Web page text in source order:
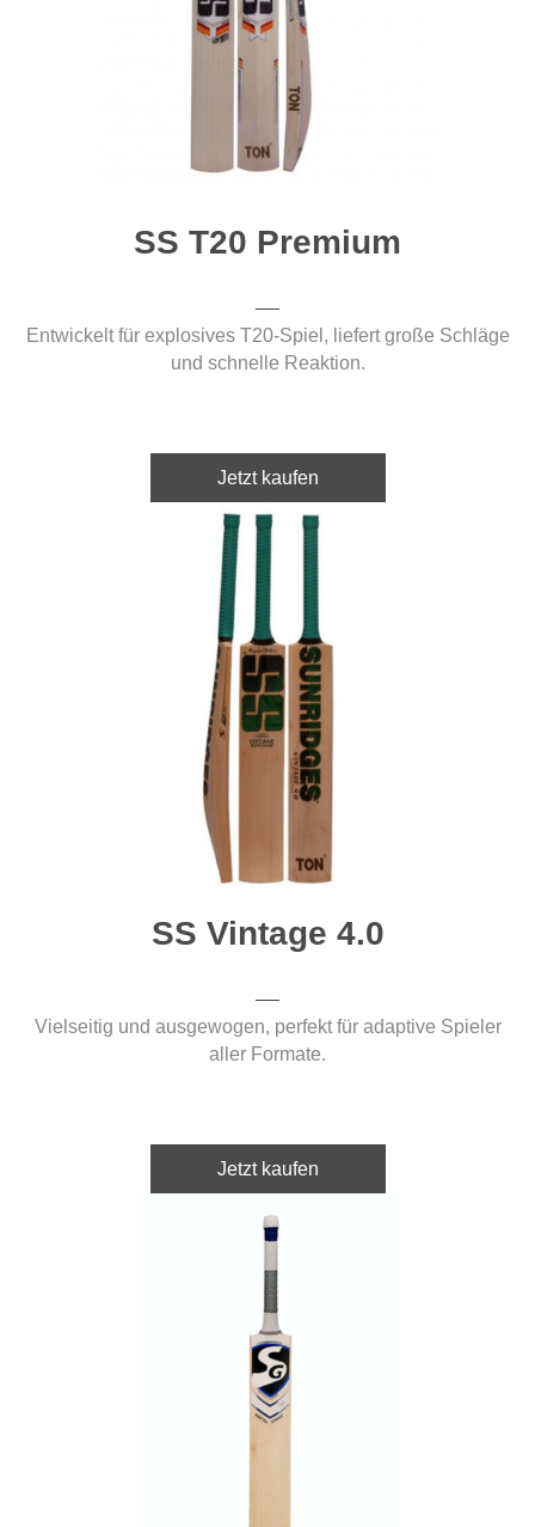
SS T20 Premium
Entwickelt für explosives T20-Spiel, liefert große Schläge
und schnelle Reaktion.
Jetzt kaufen
SS Vintage 4.0
Vielseitig und ausgewogen, perfekt für adaptive Spieler
aller Formate.
Jetzt kaufen